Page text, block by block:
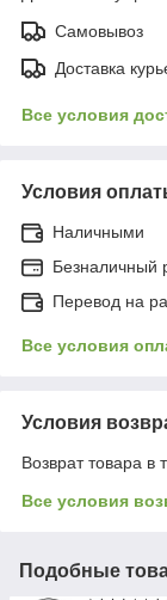
Самовывоз
Доставка
Все условия
Условия
Наличными
Безналичный
Перевод на
Все условия
Условия
Возврат товара в
Все условия
Подобные